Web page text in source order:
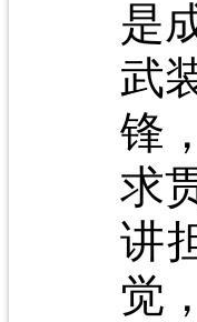
是
武
锋
求
讲
觉